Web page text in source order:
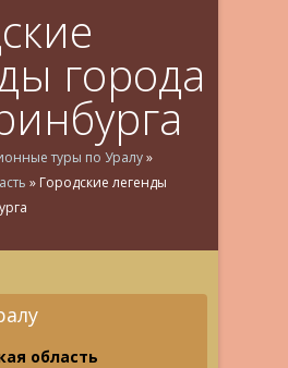
города
туры по Уралу»
» Городские легенды
область